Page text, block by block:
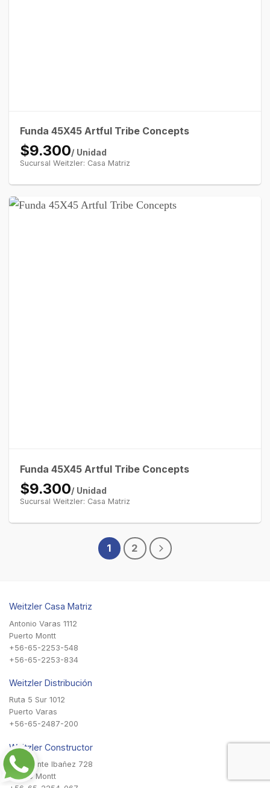
Funda 45X45 Artful Tribe Concepts
$9.300/ Unidad
Sucursal Weitzler: Casa Matriz
Funda 45X45 Artful Tribe Concepts
$9.300/ Unidad
Sucursal Weitzler: Casa Matriz
1 2
Weitzler Casa Matriz
Antonio Varas 1112
Puerto Montt
+56-65-2253-548
+56-65-2253-834
Weitzler Distribución
Ruta 5 Sur 1012
Puerto Varas
+56-65-2487-200
Weitzler Constructor
Presidente Ibañez 728
Puerto Montt